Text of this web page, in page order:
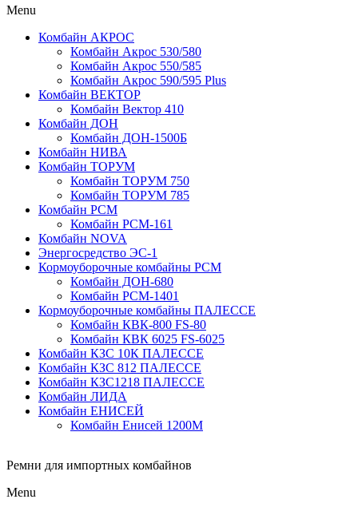
Menu
Комбайн АКРОС
Комбайн Акрос 530/580
Комбайн Акрос 550/585
Комбайн Акрос 590/595 Plus
Комбайн ВЕКТОР
Комбайн Вектор 410
Комбайн ДОН
Комбайн ДОН-1500Б
Комбайн НИВА
Комбайн ТОРУМ
Комбайн ТОРУМ 750
Комбайн ТОРУМ 785
Комбайн РСМ
Комбайн РСМ-161
Комбайн NOVA
Энергосредство ЭС-1
Кормоуборочные комбайны РСМ
Комбайн ДОН-680
Комбайн РСМ-1401
Кормоуборочные комбайны ПАЛЕССЕ
Комбайн КВК-800 FS-80
Комбайн КВК 6025 FS-6025
Комбайн КЗС 10К ПАЛЕССЕ
Комбайн КЗС 812 ПАЛЕССЕ
Комбайн КЗС1218 ПАЛЕССЕ
Комбайн ЛИДА
Комбайн ЕНИСЕЙ
Комбайн Енисей 1200М
Ремни для импортных комбайнов
Menu